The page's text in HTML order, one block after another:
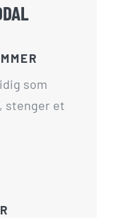
som
stenger et